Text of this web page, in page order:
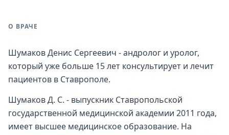
О ВРАЧЕ
Шумаков Денис Сергеевич - андролог и уролог,
который уже больше 15 лет консультирует и лечит
пациентов в Ставрополе.
Шумаков Д. С. - выпускник Ставропольской
государственной медицинской академии 2011 года,
имеет высшее медицинское образование. На